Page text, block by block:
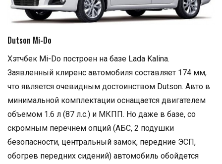
Dutson Mi-Do
Хэтчбек Mi-Do построен на базе Lada Kalina.
Заявленный клиренс автомобиля составляет 174 мм,
что является очевидным достоинством Dutson. Авто в
минимальной комплектации оснащается двигателем
объемом 1.6 л (87 л.с.) и МКПП. Но даже в базе, со
скромным перечнем опций (АБС, 2 подушки
безопасности, центральный замок, передние ЭСП,
обогрев передних сидений) автомобиль обойдется